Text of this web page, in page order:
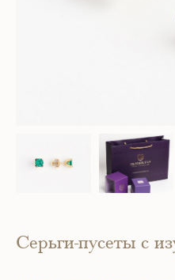
Серьги-пусеты с